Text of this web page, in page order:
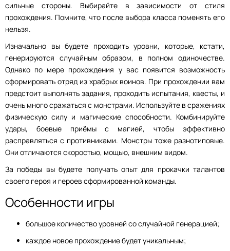
сильные стороны. Выбирайте в зависимости от стиля
прохождения. Помните, что после выбора класса поменять его
нельзя.
Изначально вы будете проходить уровни, которые, кстати,
генерируются случайным образом, в полном одиночестве.
Однако по мере прохождения у вас появится возможность
сформировать отряд из храбрых воинов. При прохождении вам
предстоит выполнять задания, проходить испытания, квесты, и
очень много сражаться с монстрами. Используйте в сражениях
физическую силу и магические способности. Комбинируйте
удары, боевые приёмы с магией, чтобы эффективно
расправляться с противниками. Монстры тоже разнотиповые.
Они отличаются скоростью, мощью, внешним видом.
За победы вы будете получать опыт для прокачки талантов
своего героя и героев сформированной команды.
Особенности игры
большое количество уровней со случайной генерацией;
каждое новое прохождение будет уникальным;